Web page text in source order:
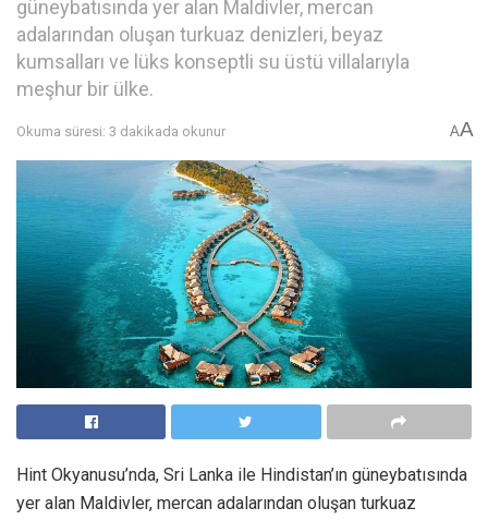
güneybatısında yer alan Maldivler, mercan
adalarından oluşan turkuaz denizleri, beyaz
kumsalları ve lüks konseptli su üstü villalarıyla
meşhur bir ülke.
Okuma süresi: 3 dakikada okunur AA
Hint Okyanusu’nda, Sri Lanka ile Hindistan’ın güneybatısında
yer alan Maldivler, mercan adalarından oluşan turkuaz